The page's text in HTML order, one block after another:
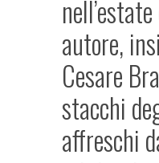
nell’estate
autore,
Cesare
stacchi
affreschi